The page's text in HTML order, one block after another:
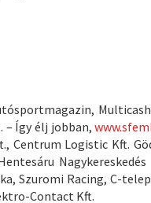
– Így élj jobban,
Centrum Logistic Kft.
Nagykereskedés
Szuromi Racing, C-
Contact Kft.